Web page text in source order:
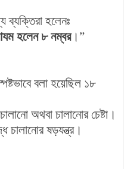
ব্যক্তিরা হলেনঃ
হলেন ৮ নম্বর।”
বলা হয়েছিল ১৮
অথবা চালানোর চেষ্টা।
চালানোর ষড়যন্ত্র।